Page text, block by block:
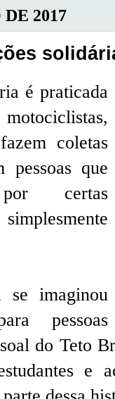
2017
praticada
coletas
que
certas
pessoas
do Teto
e